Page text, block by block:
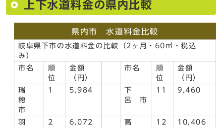
上下水道料金の県内比較
県内市 水道料金比較
岐阜県下市の水道料金の比較（2ヶ月・60㎥・税込
み）
市名
順
位
金額
（円）
市名
順
位
金額
（円）
瑞
穂
市
1 5,984
下
呂 市
11 9,460
羽
2 6,072
高
12 10,406